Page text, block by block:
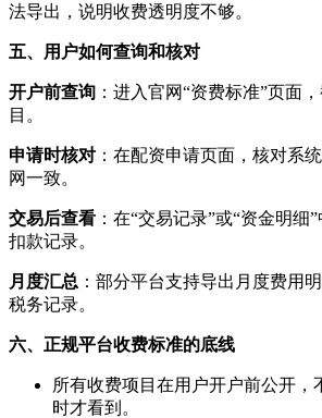
法导出，说明收费透明度不够。
五、用户如何查询和核对
开户前查询 ：进入官网“资费标准”页面
目。
申请时核对 ：在配资申请页面，核对系
网一致。
交易后查看 ：在“交易记录”或“资金明细
扣款记录。
月度汇总 ：部分平台支持导出月度费用
税务记录。
六、正规平台收费标准的底线
所有收费项目在用户开户前公开，
时才看到。